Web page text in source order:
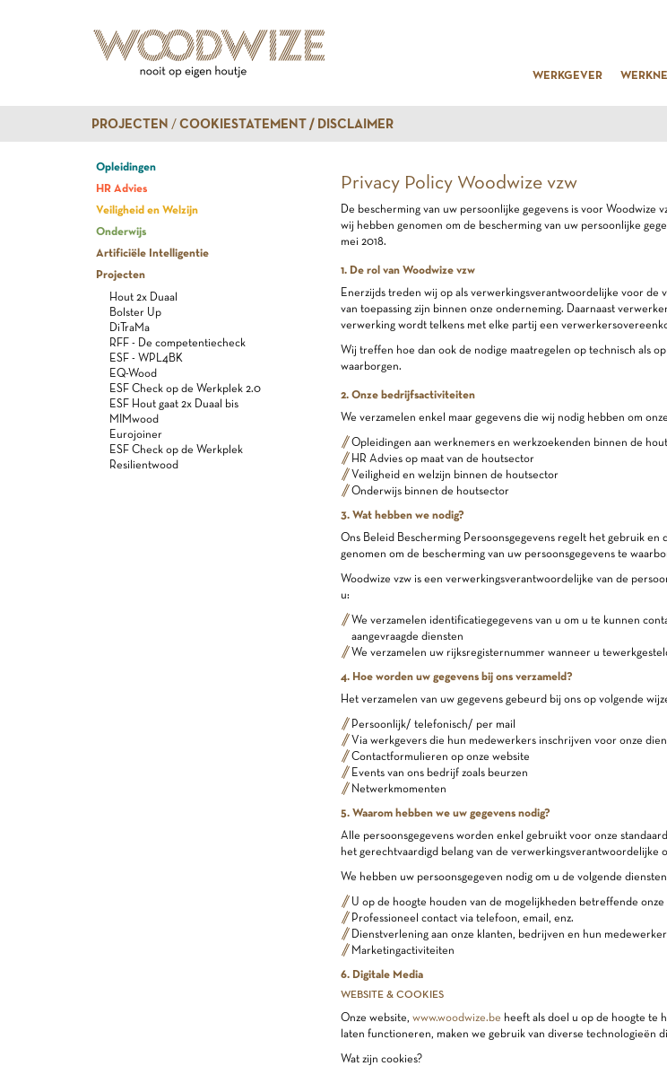
WERKGEVER
PROJECTEN COOKIESTATEMENT / DISCLAIMER
Opleidingen
HR Advies
Veiligheid en Welzijn
Onderwijs
Artificiële Intelligentie
Projecten
Hout 2x Duaal
Bolster Up
DiTraMa
RFF - De competentiecheck
ESF - WPL4BK
EQ-Wood
ESF Check op de Werkplek 2.0
ESF Hout gaat 2x Duaal bis
MIMwood
Eurojoiner
ESF Check op de Werkplek
Resilientwood
Privacy Policy Woodwize vzw
De bescherming van uw persoonlijke gegevens is voor
wij hebben genomen om de bescherming van uw persoonlijke
mei 2018.
1. De rol van Woodwize vzw
Enerzijds treden wij op als verwerkingsverantwoordelijke voor de
van toepassing zijn binnen onze onderneming. Daarnaast
verwerking wordt telkens met elke partij een
Wij treffen hoe dan ook de nodige maatregelen op technisch als
waarborgen.
2. Onze bedrijfsactiviteiten
We verzamelen enkel maar gegevens die wij nodig hebben om
Opleidingen aan werknemers en werkzoekenden binnen de
HR Advies op maat van de houtsector
Veiligheid en welzijn binnen de houtsector
Onderwijs binnen de houtsector
3. Wat hebben we nodig?
Ons Beleid Bescherming Persoonsgegevens regelt het gebruik
genomen om de bescherming van uw persoonsgegevens te
Woodwize vzw is een verwerkingsverantwoordelijke van de
u:
We verzamelen identificatiegegevens van u om u te kunnen
aangevraagde diensten
We verzamelen uw rijksregisternummer wanneer u
4. Hoe worden uw gegevens bij ons verzameld?
Het verzamelen van uw gegevens gebeurd bij ons op volgende
Persoonlijk/ telefonisch/ per mail
Via werkgevers die hun medewerkers inschrijven voor onze
Contactformulieren op onze website
Events van ons bedrijf zoals beurzen
Netwerkmomenten
5. Waarom hebben we uw gegevens nodig?
Alle persoonsgegevens worden enkel gebruikt voor onze
het gerechtvaardigd belang van de verwerkingsverantwoordelijke
We hebben uw persoonsgegeven nodig om u de volgende
U op de hoogte houden van de mogelijkheden betreffende onze
Professioneel contact via telefoon, email, enz.
Dienstverlening aan onze klanten, bedrijven en hun
Marketingactiviteiten
6. Digitale Media
WEBSITE & COOKIES
Onze website, www.woodwize.be heeft als doel u op de hoogte te
laten functioneren, maken we gebruik van diverse technologieën
Wat zijn cookies?